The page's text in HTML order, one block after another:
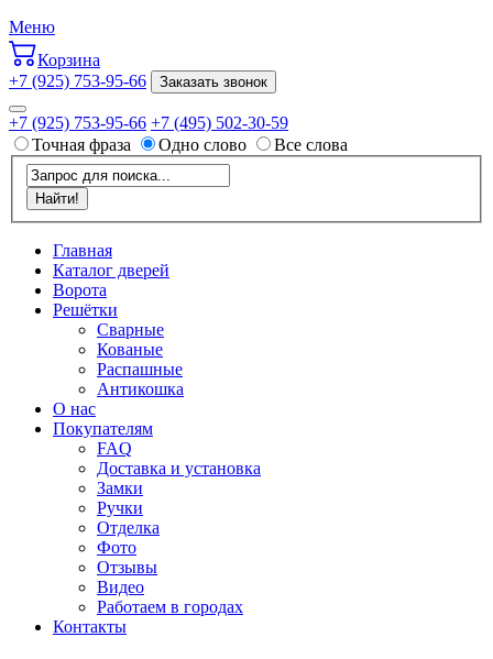
Меню
Корзина
+7 (925) 753-95-66
Заказать звонок
+7 (925) 753-95-66 +7 (495) 502-30-59
Точная фраза
Одно слово Все слова
Главная
Каталог дверей
Ворота
Решётки
Сварные
Кованые
Распашные
Антикошка
О нас
Покупателям
FAQ
Доставка и установка
Замки
Ручки
Отделка
Фото
Отзывы
Видео
Работаем в городах
Контакты